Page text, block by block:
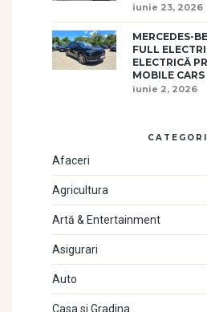
iunie 23, 2026
MERCEDES-
FULL
ELECTRICĂ
MOBILE CARS
iunie 2, 2026
Afaceri
Agricultura
Artă & Entertainment
Asigurari
Auto
Casa si Gradina